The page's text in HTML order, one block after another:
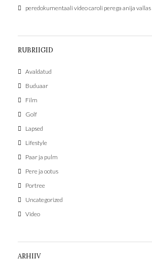
peredokumentaali video caroli perega anija vallas
RUBRIIGID
Avaldatud
Buduaar
Film
Golf
Lapsed
Lifestyle
Paar ja pulm
Pere ja ootus
Portree
Uncategorized
Video
ARHIIV